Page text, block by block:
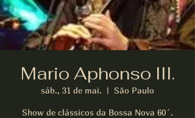
Mario Aphonso III.
sáb., 31 de mai.
  |
São Paulo
Show de clássicos da Bossa Nova 60´.